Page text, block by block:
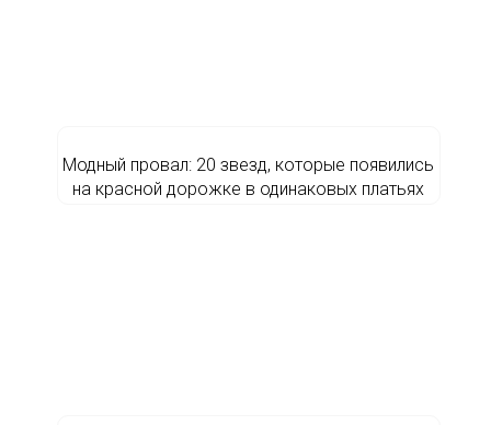
Модный провал: 20 звезд, которые появились
на красной дорожке в одинаковых платьях